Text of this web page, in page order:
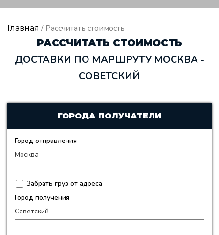
Главная / Рассчитать стоимость
РАССЧИТАТЬ СТОИМОСТЬ
ДОСТАВКИ ПО МАРШРУТУ МОСКВА -
СОВЕТСКИЙ
ГОРОДА ПОЛУЧАТЕЛИ
Город отправления
Забрать груз от адреса
Город получения